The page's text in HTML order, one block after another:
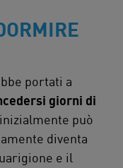
portati a
giorni di
può
diventa
e il